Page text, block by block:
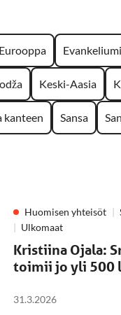
Eurooppa
Keski-Aasia
kanteen Sansa
Huomisen yhteisöt
Ulkomaat
Kristiina Ojala:
toimii jo yli 500
31.3.2026